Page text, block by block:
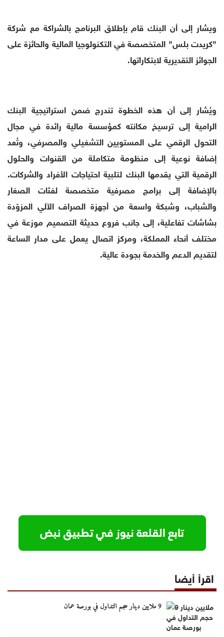
ويشار إلى أن البنك قام بإطلاق البرنامج بالشراكة مع شركة
"كريدت بلس" المتخصصة في التكنولوجيا المالية والحائزة على
الجوائز التقديرية لابتكاراتها.
ويُشار إلى أن هذه الخطوة تندرج ضمن استراتيجية البنك
الرامية إلى ترسيخ مكانته كمؤسسة مالية رائدة في مجال
التحول الرقمي على المستويين التشغيلي والمصرفي، وتُعد
إضافة نوعية إلى منظومة متكاملة من القنوات والحلول
الرقمية التي يقدمها البنك لتلبية احتياجات الأفراد والشركات.
بالإضافة إلى برامج مصرفية متخصصة لفئات الصغار
والشباب، وشبكة واسعة من أجهزة الصراف الآلي المزوّدة
بشاشات تفاعلية، إلى جانب فروع حديثة التصميم موزعة في
مختلف أنحاء المملكة، ومركز اتصال يعمل على مدار الساعة
لتقديم الدعم والخدمة بجودة عالية.
اقرأ أيضا
9 ملايين دينار حجم التداول في بورصة عمان